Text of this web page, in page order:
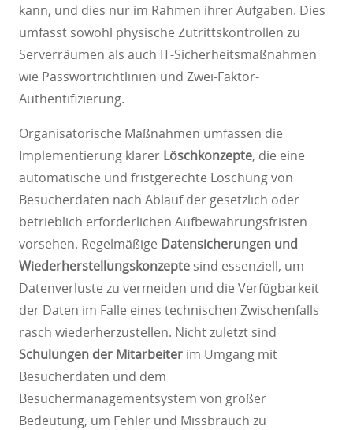
kann, und dies nur im Rahmen ihrer Aufgaben. Dies
umfasst sowohl physische Zutrittskontrollen zu
Serverräumen als auch IT-Sicherheitsmaßnahmen
wie Passwortrichtlinien und Zwei-Faktor-
Authentifizierung.
Organisatorische Maßnahmen umfassen die
Implementierung klarer Löschkonzepte, die eine
automatische und fristgerechte Löschung von
Besucherdaten nach Ablauf der gesetzlich oder
betrieblich erforderlichen Aufbewahrungsfristen
vorsehen. Regelmäßige Datensicherungen und
Wiederherstellungskonzepte sind essenziell, um
Datenverluste zu vermeiden und die Verfügbarkeit
der Daten im Falle eines technischen Zwischenfalls
rasch wiederherzustellen. Nicht zuletzt sind
Schulungen der Mitarbeiter im Umgang mit
Besucherdaten und dem
Besuchermanagementsystem von großer
Bedeutung, um Fehler und Missbrauch zu